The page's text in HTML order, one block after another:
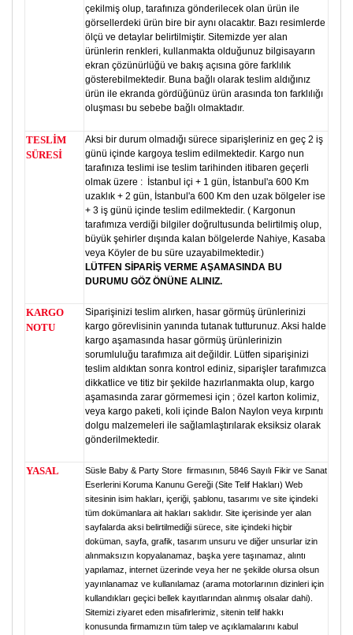
çekilmiş olup, tarafınıza gönderilecek olan ürün ile
görsellerdeki ürün bire bir aynı olacaktır. Bazı resimlerde
ölçü ve detaylar belirtilmiştir. Sitemizde yer alan
ürünlerin renkleri, kullanmakta olduğunuz bilgisayarın
ekran çözünürlüğü ve bakış açısına göre farklılık
gösterebilmektedir. Buna bağlı olarak teslim aldığınız
ürün ile ekranda gördüğünüz ürün arasında ton farklılığı
oluşması bu sebebe bağlı olmaktadır.
TESLİM
SÜRESİ
Aksi bir durum olmadığı sürece siparişleriniz en geç 2 iş
günü içinde kargoya teslim edilmektedir. Kargo nun
tarafınıza teslimi ise teslim tarihinden itibaren geçerli
olmak üzere : İstanbul içi + 1 gün, İstanbul'a 600 Km
uzaklık + 2 gün, İstanbul'a 600 Km den uzak bölgeler ise
+ 3 iş günü içinde teslim edilmektedir. ( Kargonun
tarafımıza verdiği bilgiler doğrultusunda belirtilmiş olup,
büyük şehirler dışında kalan bölgelerde Nahiye, Kasaba
veya Köyler de bu süre uzayabilmektedir.)
LÜTFEN SİPARİŞ VERME AŞAMASINDA BU
DURUMU GÖZ ÖNÜNE ALINIZ.
KARGO
NOTU
Siparişinizi teslim alırken, hasar görmüş ürünlerinizi
kargo görevlisinin yanında tutanak tutturunuz. Aksi halde
kargo aşamasında hasar görmüş ürünlerinizin
sorumluluğu tarafımıza ait değildir. Lütfen siparişinizi
teslim aldıktan sonra kontrol ediniz, siparişler tarafımızca
dikkatlice ve titiz bir şekilde hazırlanmakta olup, kargo
aşamasında zarar görmemesi için ; özel karton kolimiz,
veya kargo paketi, koli içinde Balon Naylon veya kırpıntı
dolgu malzemeleri ile sağlamlaştırılarak eksiksiz olarak
gönderilmektedir.
YASAL
Süsle Baby & Party Store firmasının, 5846 Sayılı Fikir ve Sanat
Eserlerini Koruma Kanunu Gereği (Site Telif Hakları) Web
sitesinin isim hakları, içeriği, şablonu, tasarımı ve site içindeki
tüm dokümanlara ait hakları saklıdır. Site içerisinde yer alan
sayfalarda aksi belirtilmediği sürece, site içindeki hiçbir
doküman, sayfa, grafik, tasarım unsuru ve diğer unsurlar izin
alınmaksızın kopyalanamaz, başka yere taşınamaz, alıntı
yapılamaz, internet üzerinde veya her ne şekilde olursa olsun
yayınlanamaz ve kullanılamaz (arama motorlarının dizinleri için
kullandıkları geçici bellek kayıtlarından alınmış olsalar dahi).
Sitemizi ziyaret eden misafirlerimiz, sitenin telif hakkı
konusunda firmamızın tüm talep ve açıklamalarını kabul